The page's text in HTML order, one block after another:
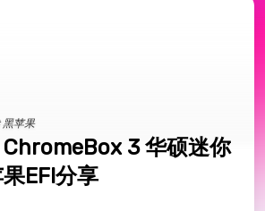
Jellyfin 1 激活工具 1
6 数据结构
黑苹果
ChromeBox 3 华硕迷你
EFI分享